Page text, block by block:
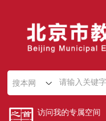
搜本网
访问我的专属空间